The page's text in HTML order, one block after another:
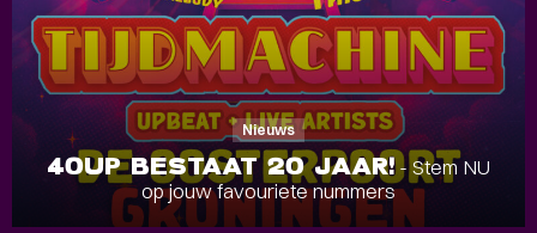
Nieuws
40UP BESTAAT 20 JAAR!- Stem NU
op jouw favouriete nummers